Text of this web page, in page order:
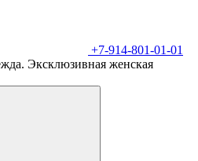
+7-914-801-01-01
Эксклюзивная женская